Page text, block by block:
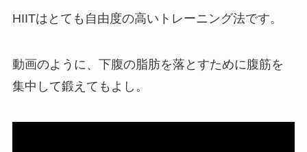
HIITはとても自由度の高いトレーニング法です。
動画のように、下腹の脂肪を落とすために腹筋を
集中して鍛えてもよし。